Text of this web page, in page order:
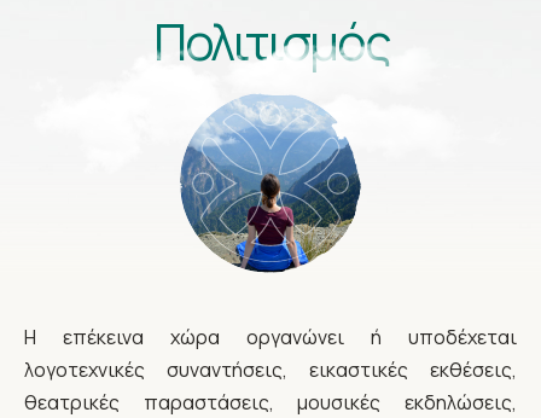
Πολιτισμός
Η επέκεινα χώρα οργανώνει ή υποδέχεται
λογοτεχνικές συναντήσεις, εικαστικές εκθέσεις,
θεατρικές παραστάσεις, μουσικές εκδηλώσεις,